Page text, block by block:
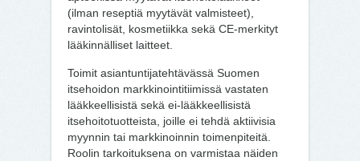
(ilman reseptiä myytävät valmisteet),
ravintolisät, kosmetiikka sekä CE-merkityt
lääkinnälliset laitteet.
Toimit asiantuntijatehtävässä Suomen
itsehoidon markkinointitiimissä vastaten
lääkkeellisistä sekä ei-lääkkeellisistä
itsehoitotuotteista, joille ei tehdä aktiivisia
myynnin tai markkinoinnin toimenpiteitä.
Roolin tarkoituksena on varmistaa näiden